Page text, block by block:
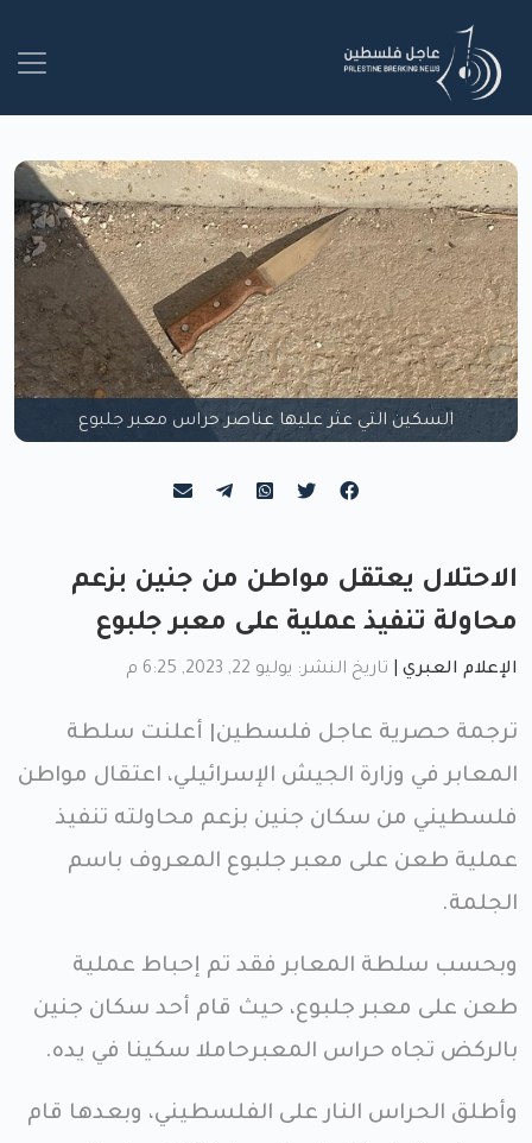
السكين التي عثر عليها عناصر حراس معبر جلبوع
الاحتلال يعتقل مواطن من جنين بزعم
محاولة تنفيذ عملية على معبر جلبوع
الإعلام العبري تاريخ النشر: يوليو 22, 2023, 6:25 م
ترجمة حصرية عاجل فلسطين| أعلنت سلطة
المعابر في وزارة الجيش الإسرائيلي، اعتقال مواطن
فلسطيني من سكان جنين بزعم محاولته تنفيذ
عملية طعن على معبر جلبوع المعروف باسم
الجلمة.
وبحسب سلطة المعابر فقد تم إحباط عملية
طعن على معبر جلبوع، حيث قام أحد سكان جنين
بالركض تجاه حراس المعبرحاملا سكينا في يده.
وأطلق الحراس النار على الفلسطيني، وبعدها قام